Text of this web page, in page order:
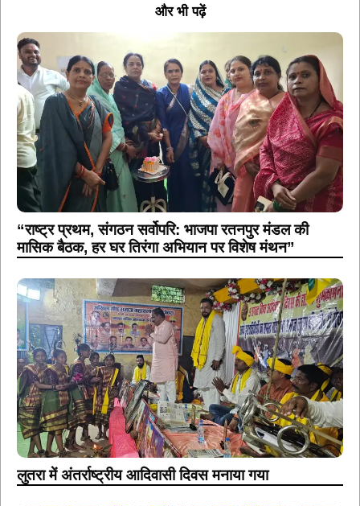
और भी पढ़ें
“राष्ट्र प्रथम, संगठन सर्वोपरि: भाजपा रतनपुर मंडल की
मासिक बैठक, हर घर तिरंगा अभियान पर विशेष मंथन”
लुतरा में अंतर्राष्ट्रीय आदिवासी दिवस मनाया गया